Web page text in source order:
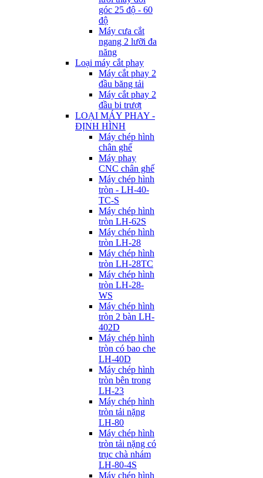
góc 25 độ - 60
độ
Máy cưa cắt
ngang 2 lưỡi đa
năng
Loại máy cắt phay
Máy cắt phay 2
đầu băng tải
Máy cắt phay 2
đầu bi trượt
LOẠI MÁY PHAY -
ĐỊNH HÌNH
Máy chép hình
chân ghế
Máy phay
CNC chân ghế
Máy chép hình
tròn - LH-40-
TC-S
Máy chép hình
tròn LH-62S
Máy chép hình
tròn LH-28
Máy chép hình
tròn LH-28TC
Máy chép hình
tròn LH-28-
WS
Máy chép hình
tròn 2 bàn LH-
402D
Máy chép hình
tròn có bao che
LH-40D
Máy chép hình
tròn bên trong
LH-23
Máy chép hình
tròn tải nặng
LH-80
Máy chép hình
tròn tải nặng có
trục chà nhám
LH-80-4S
Máy chép hình